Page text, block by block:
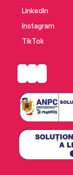
LinkedIn
Instagram
TikTok